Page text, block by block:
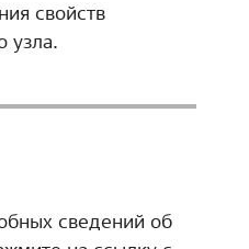
свойств
узла.
сведений об